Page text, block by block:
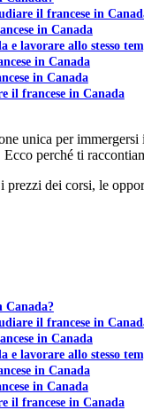
il francese in
in Canada
e lavorare allo stesso
in Canada
in Canada
il francese in Canada
unica per
perché ti
dei corsi, le
Canada?
il francese in
in Canada
e lavorare allo stesso
in Canada
in Canada
il francese in Canada